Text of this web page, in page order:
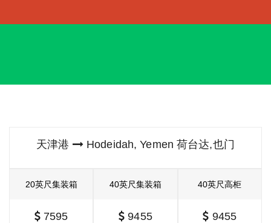
天津港 Hodeidah, Yemen 荷台达,也门
20英尺集装箱
7595
40英尺集装箱
9455
40英尺高柜
9455